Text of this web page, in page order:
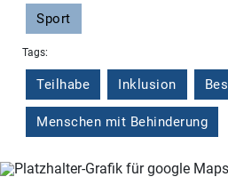
Sport
Tags:
Teilhabe Inklusion
Menschen mit Behinderung